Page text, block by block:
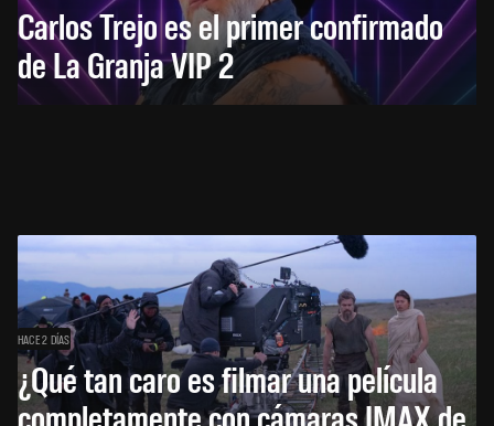
Carlos Trejo es el primer confirmado
de La Granja VIP 2
HACE 2 DÍAS
¿Qué tan caro es filmar una película
completamente con cámaras IMAX de